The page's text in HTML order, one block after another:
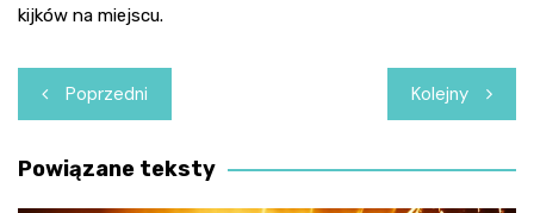
kijków na miejscu.
Nawigacja
wpisu
Poprzedni Kolejny
Powiązane teksty